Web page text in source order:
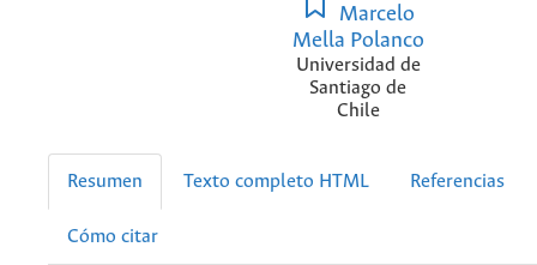
Marcelo
Mella Polanco
Universidad de
Santiago de
Chile
Resumen Texto completo HTML Referencias
Cómo citar